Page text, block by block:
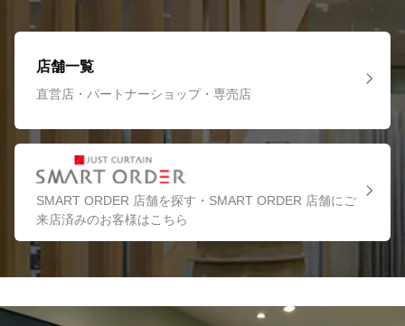
店舗一覧
直営店・パートナーショップ・専売店
SMART ORDER 店舗を探す・SMART ORDER 店舗にご
来店済みのお客様はこちら